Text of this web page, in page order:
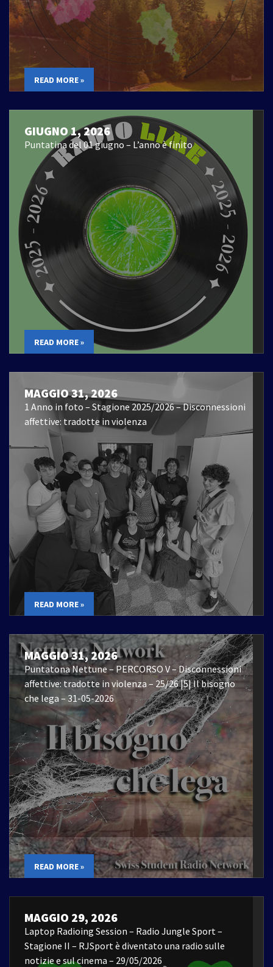
READ MORE »
GIUGNO 1, 2026
Puntatina del 01 giugno – L’anno è finito
READ MORE »
MAGGIO 31, 2026
1 Anno in foto – Stagione 2025/2026 – Disconnessioni
affettive: tradotte in violenza
READ MORE »
MAGGIO 31, 2026
Puntatona Nettune – PERCORSO V – Disconnessioni
affettive: tradotte in violenza – 25/26 |5| Il bisogno
che lega – 31-05-2026
READ MORE »
MAGGIO 29, 2026
Laptop Radioing Session – Radio Jungle Sport –
Stagione II – RJSport è diventato una radio sulle
notizie e sul cinema – 29/05/2026